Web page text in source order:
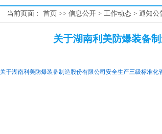
当前页面： 首页 >> 信息公开 > 工作动态 > 通知公
关于湖南利美防爆装备
关于湖南利美防爆装备制造股份有限公司安全生产三级标准化